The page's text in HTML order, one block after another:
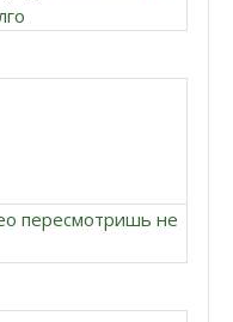
пересмотришь не